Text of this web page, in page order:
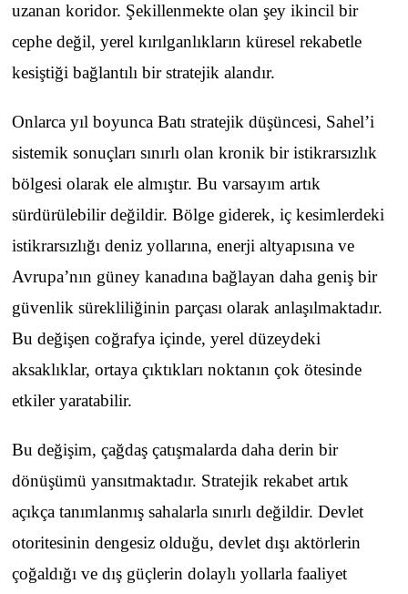
uzanan koridor. Şekillenmekte olan şey ikincil bir
cephe değil, yerel kırılganlıkların küresel rekabetle
kesiştiği bağlantılı bir stratejik alandır.
Onlarca yıl boyunca Batı stratejik düşüncesi, Sahel’i
sistemik sonuçları sınırlı olan kronik bir istikrarsızlık
bölgesi olarak ele almıştır. Bu varsayım artık
sürdürülebilir değildir. Bölge giderek, iç kesimlerdeki
istikrarsızlığı deniz yollarına, enerji altyapısına ve
Avrupa’nın güney kanadına bağlayan daha geniş bir
güvenlik sürekliliğinin parçası olarak anlaşılmaktadır.
Bu değişen coğrafya içinde, yerel düzeydeki
aksaklıklar, ortaya çıktıkları noktanın çok ötesinde
etkiler yaratabilir.
Bu değişim, çağdaş çatışmalarda daha derin bir
dönüşümü yansıtmaktadır. Stratejik rekabet artık
açıkça tanımlanmış sahalarla sınırlı değildir. Devlet
otoritesinin dengesiz olduğu, devlet dışı aktörlerin
çoğaldığı ve dış güçlerin dolaylı yollarla faaliyet